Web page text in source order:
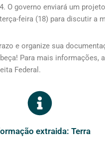
O governo enviará um
feira (18) para discutir a
e organize sua
Para mais informações,
Federal.
extraida: Terra